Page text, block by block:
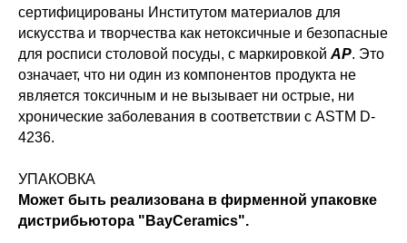
сертифицированы Институтом материалов для
искусства и творчества как нетоксичные и безопасные
для росписи столовой посуды, с маркировкой AP. Это
означает, что ни один из компонентов продукта не
является токсичным и не вызывает ни острые, ни
хронические заболевания в соответствии с ASTM D-
4236.
УПАКОВКА
Может быть реализована в фирменной упаковке
дистрибьютора "BayCeramics".